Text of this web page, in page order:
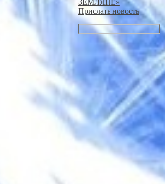
ЗЕМЛЯНЕ»
Прислать новость